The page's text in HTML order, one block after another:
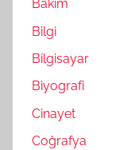
Bakım
Bilgi
Bilgisayar
Biyografi
Cinayet
Coğrafya